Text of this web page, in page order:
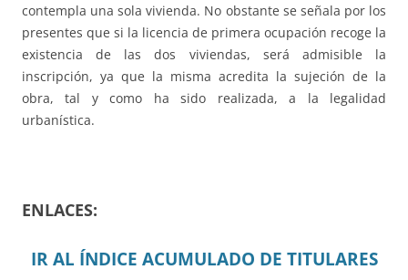
contempla una sola vivienda. No obstante se señala por los
presentes que si la licencia de primera ocupación recoge la
existencia de las dos viviendas, será admisible la
inscripción, ya que la misma acredita la sujeción de la
obra, tal y como ha sido realizada, a la legalidad
urbanística.
ENLACES:
IR AL ÍNDICE ACUMULADO DE TITULARES